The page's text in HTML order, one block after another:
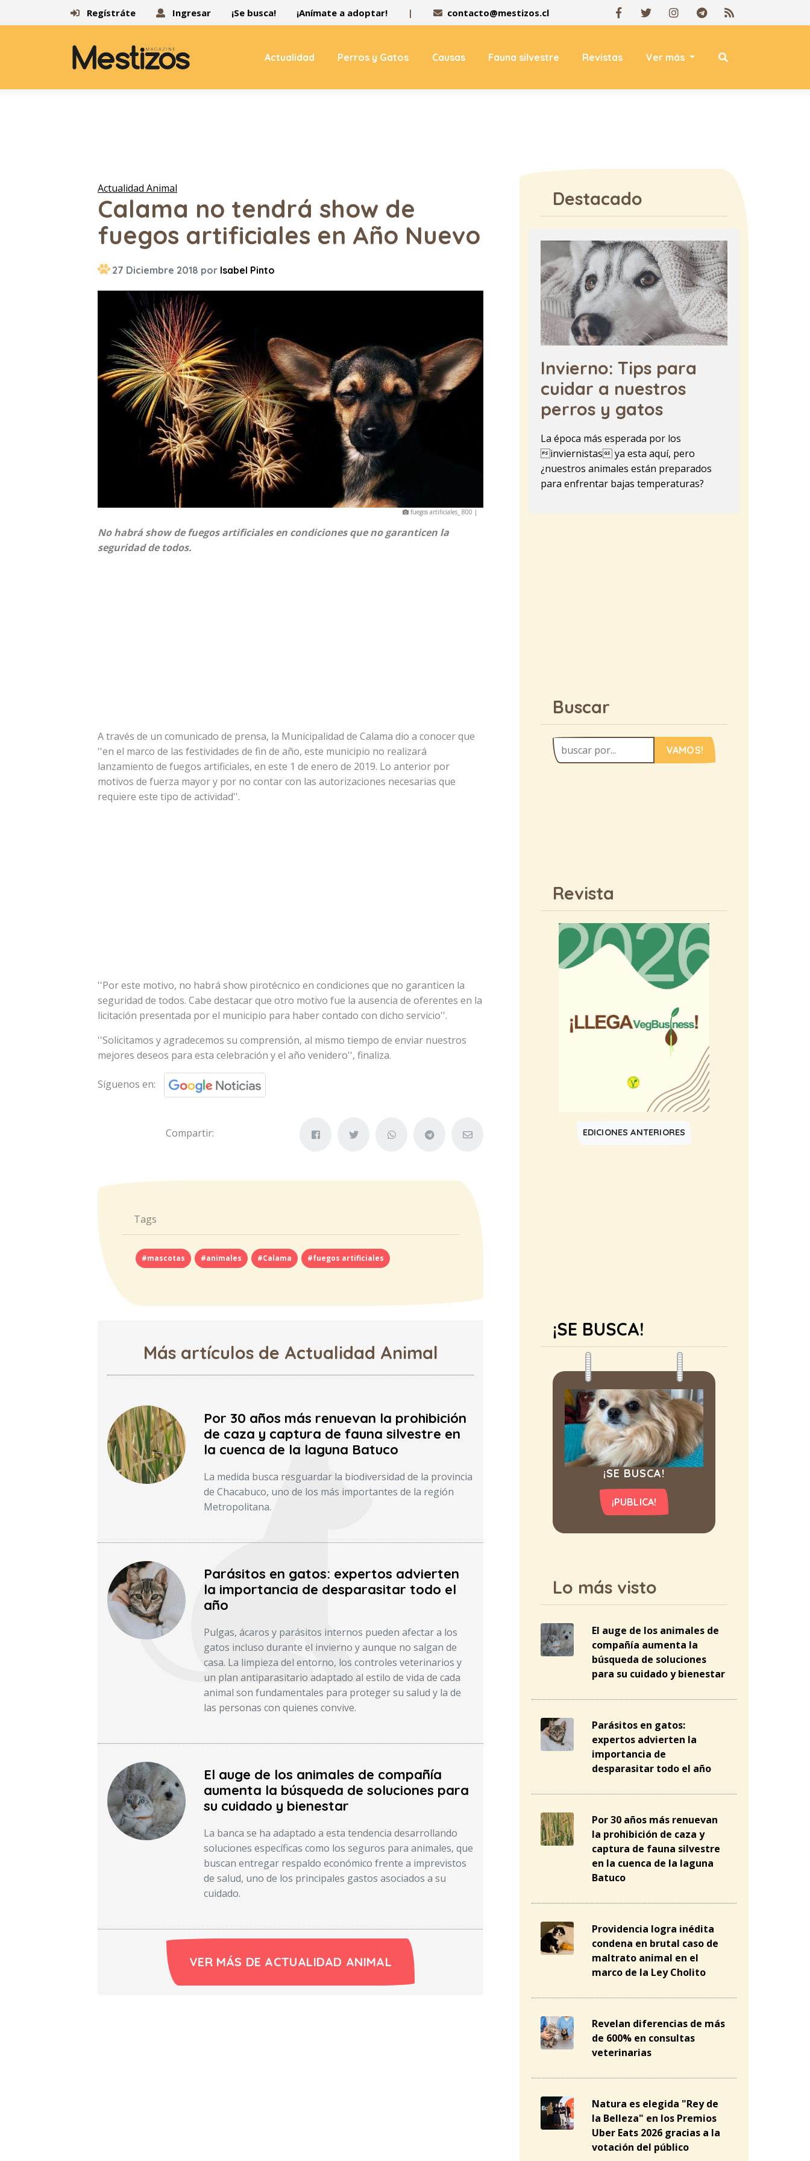
Regístráte Ingresar ¡Se busca! ¡Anímate a adoptar! | contacto@mestizos.cl
Actualidad Perros y Gatos Causas Fauna silvestre Revistas Ver más
Actualidad Animal
Calama no tendrá show de
fuegos artificiales en Año Nuevo
27 Diciembre 2018 por Isabel Pinto
fuegos artificiales_ 800 |
No habrá show de fuegos artificiales en condiciones que no garanticen la
seguridad de todos.
A través de un comunicado de prensa, la Municipalidad de Calama dio a conocer que
''en el marco de las festividades de fin de año, este municipio no realizará
lanzamiento de fuegos artificiales, en este 1 de enero de 2019. Lo anterior por
motivos de fuerza mayor y por no contar con las autorizaciones necesarias que
requiere este tipo de actividad''.
''Por este motivo, no habrá show pirotécnico en condiciones que no garanticen la
seguridad de todos. Cabe destacar que otro motivo fue la ausencia de oferentes en la
licitación presentada por el municipio para haber contado con dicho servicio''.
''Solicitamos y agradecemos su comprensión, al mismo tiempo de enviar nuestros
mejores deseos para esta celebración y el año venidero'', finaliza.
Síguenos en:
Compartir:
Tags
#mascotas #animales #Calama #fuegos artificiales
Más artículos de Actualidad Animal
Por 30 años más renuevan la prohibición
de caza y captura de fauna silvestre en
la cuenca de la laguna Batuco
La medida busca resguardar la biodiversidad de la provincia
de Chacabuco, uno de los más importantes de la región
Metropolitana.
Parásitos en gatos: expertos advierten
la importancia de desparasitar todo el
año
Pulgas, ácaros y parásitos internos pueden afectar a los
gatos incluso durante el invierno y aunque no salgan de
casa. La limpieza del entorno, los controles veterinarios y
un plan antiparasitario adaptado al estilo de vida de cada
animal son fundamentales para proteger su salud y la de
las personas con quienes convive.
El auge de los animales de compañía
aumenta la búsqueda de soluciones para
su cuidado y bienestar
La banca se ha adaptado a esta tendencia desarrollando
soluciones específicas como los seguros para animales, que
buscan entregar respaldo económico frente a imprevistos
de salud, uno de los principales gastos asociados a su
cuidado.
VER MÁS DE ACTUALIDAD ANIMAL
Destacado
Invierno: Tips para
cuidar a nuestros
perros y gatos
La época más esperada por los
inviernistas ya esta aquí, pero
¿nuestros animales están preparados
para enfrentar bajas temperaturas?
Buscar
VAMOS!
Revista
EDICIONES ANTERIORES
¡SE BUSCA!
¡SE BUSCA!
¡PUBLICA!
Lo más visto
El auge de los animales de
compañía aumenta la
búsqueda de soluciones
para su cuidado y bienestar
Parásitos en gatos:
expertos advierten la
importancia de
desparasitar todo el año
Por 30 años más renuevan
la prohibición de caza y
captura de fauna silvestre
en la cuenca de la laguna
Batuco
Providencia logra inédita
condena en brutal caso de
maltrato animal en el
marco de la Ley Cholito
Revelan diferencias de más
de 600% en consultas
veterinarias
Natura es elegida "Rey de
la Belleza" en los Premios
Uber Eats 2026 gracias a la
votación del público